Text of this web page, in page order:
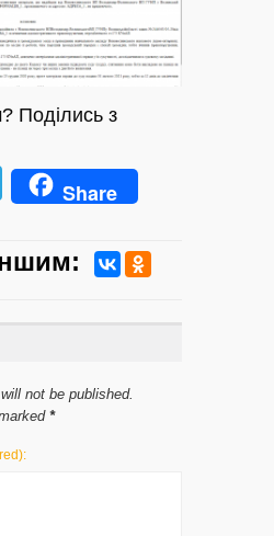
Поділись з
Telegram
Share
not be published.
*